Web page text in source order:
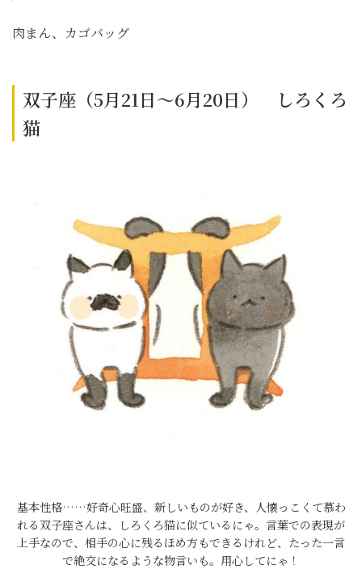
肉まん、カゴバッグ
双子座（5月21日～6月20日） しろくろ
猫
基本性格……好奇心旺盛、新しいものが好き、人懐っこくて慕わ
れる双子座さんは、しろくろ猫に似ているにゃ。言葉での表現が
上手なので、相手の心に残るほめ方もできるけれど、たった一言
で絶交になるような物言いも。用心してにゃ！